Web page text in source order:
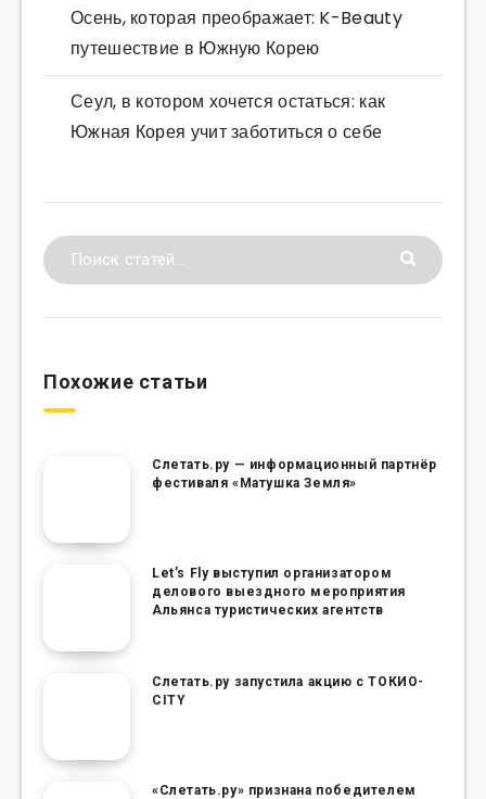
Осень, которая преображает: K-Beauty
путешествие в Южную Корею
Сеул, в котором хочется остаться: как
Южная Корея учит заботиться о себе
Похожие статьи
Слетать.ру — информационный партнёр
фестиваля «Матушка Земля»
Let’s Fly выступил организатором
делового выездного мероприятия
Альянса туристических агентств
Слетать.ру запустила акцию с ТОКИО-
CITY
«Слетать.ру» признана победителем